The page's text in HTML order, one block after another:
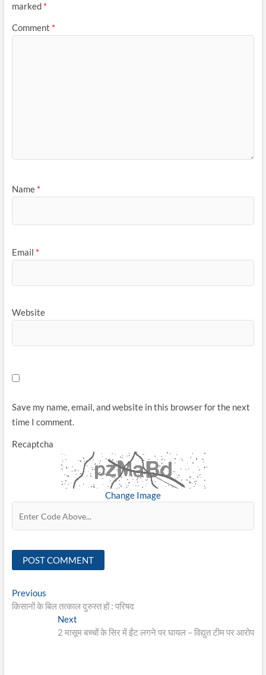
marked *
Comment *
Name *
Email *
Website
Save my name, email, and website in this browser for the next
time I comment.
Recaptcha
Change Image
Post
navigation
PreviousPrevious
post:
किसानों के बिल तत्काल दुरुस्त हों : परिषद
Next
post:
2 मासूम बच्चों के सिर में ईंट लगने पर घायल – विद्युत टीम पर आरोप